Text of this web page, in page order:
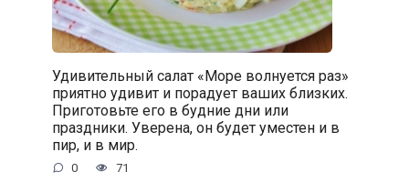
Удивительный салат «Море волнуется раз»
приятно удивит и порадует ваших близких.
Приготовьте его в будние дни или
праздники. Уверена, он будет уместен и в
пир, и в мир.
0 71